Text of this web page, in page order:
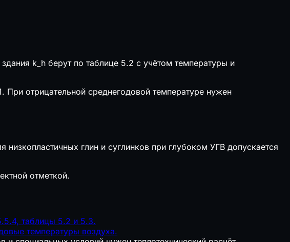
k_h берут по таблице 5.2 с учётом температуры и
При отрицательной среднегодовой температуре нужен
глин и суглинков при глубоком УГВ допускается
отметкой.
таблицы 5.2 и 5.3.
температуры воздуха.